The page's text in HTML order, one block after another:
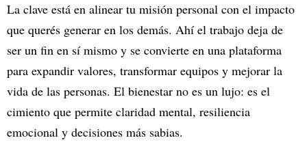
La clave está en alinear tu misión personal con el impacto
que querés generar en los demás. Ahí el trabajo deja de
ser un fin en sí mismo y se convierte en una plataforma
para expandir valores, transformar equipos y mejorar la
vida de las personas. El bienestar no es un lujo: es el
cimiento que permite claridad mental, resiliencia
emocional y decisiones más sabias.